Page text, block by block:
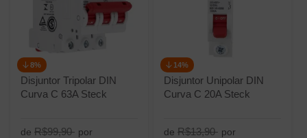
Disjuntor Tripolar DIN
Curva C 63A Steck
de R$99,90
8%
por
Disjuntor Unipolar DIN
Curva C 20A Steck
de R$13,90
14%
por